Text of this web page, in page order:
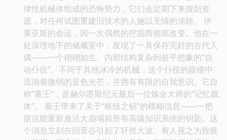
律性机械体组成的恐怖势力，它们会定期下来搜刮资
源，对任何试图重建旧技术的人施以无情的清除。 伊
莱亚斯的命运，因一次偶然的挖掘而彻底改变。他在一
处深埋地下的储藏室中，发现了一具保存完好的古代人
偶——一个栩栩如生、内部结构复杂到超乎想象的“自
动仆役”。不同于其他冰冷的机械，这个仆役的眼瞳中
流淌着微弱的蓝色光芒，并拥有有限的自我意识。它自
称“塞壬”，是赫尔墨斯纪元最后一位炼金大师的“记忆载
体”。 塞壬带来了关于“枢纽之钥”的模糊信息——一把
据说能重新激活大崩塌前所有高级知识系统的钥匙。这
个消息立刻在回音谷引起了轩然大波。有人视之为救赎